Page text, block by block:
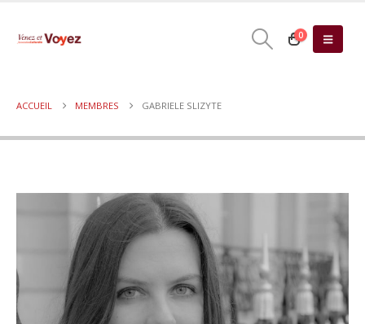
0
ACCUEIL MEMBRES GABRIELE SLIZYTE